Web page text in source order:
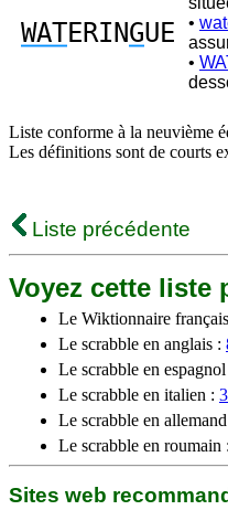
WATERINGUE
•
•
Liste conforme à la neuvième
Les définitions sont de courts
Liste précédente
Voyez cette liste
Le Wiktionnaire
Le scrabble en anglais :
Le scrabble en
Le scrabble en italien :
Le scrabble en
Le scrabble en roumain :
Sites web